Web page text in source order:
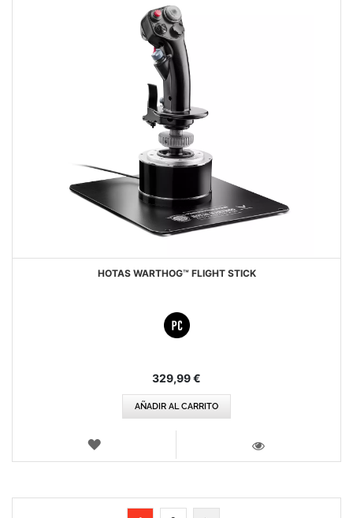
HOTAS WARTHOG™ FLIGHT STICK
329,99 €
AÑADIR AL CARRITO
LISTA
Página